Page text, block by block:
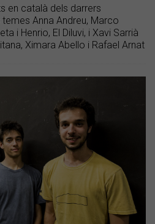
en català dels darrers
Anna Andreu, Marco
i Henrio, El Diluvi, i Xavi Sarrià
Ximara Abello i Rafael Arnat